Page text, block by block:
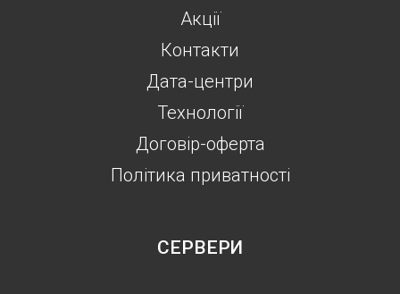
Акції
Контакти
Дата-центри
Технології
Договір-оферта
Політика приватності
СЕРВЕРИ